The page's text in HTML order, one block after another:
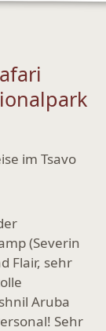
(Severin
Flair, sehr
Aruba
Sehr